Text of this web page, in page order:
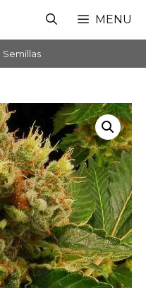
MENU
Semillas